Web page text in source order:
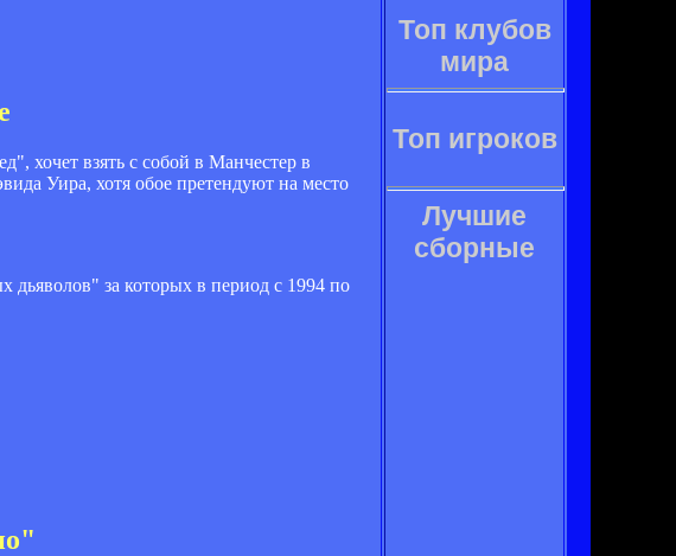
хочет взять с собой в Манчестер в
Уира, хотя обое претендуют на место
за которых в период с 1994 по
Топ клубов
мира
Топ игроков
Лучшие
сборные